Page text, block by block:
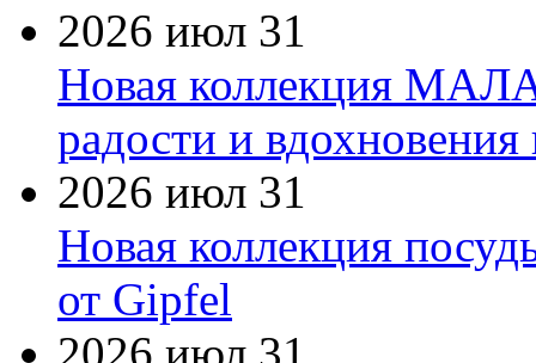
2026 июл 31
Новая коллекция
радости и
2026 июл 31
Новая коллекция
от Gipfel
2026 июл 31